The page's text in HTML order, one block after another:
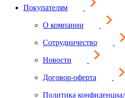
Покупателям
О компании
Сотрудничество
Новости
Договор-оферта
Политика